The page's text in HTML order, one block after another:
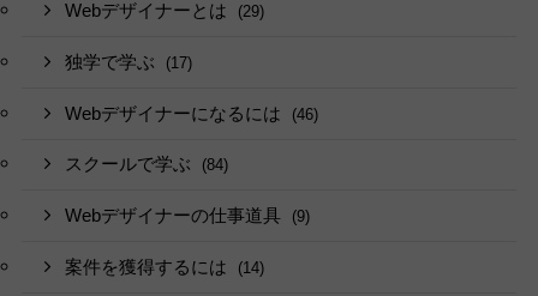
Webデザイナーとは (29)
独学で学ぶ (17)
Webデザイナーになるには (46)
スクールで学ぶ (84)
Webデザイナーの仕事道具 (9)
案件を獲得するには (14)